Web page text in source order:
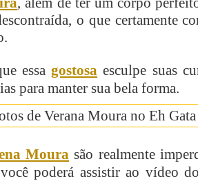
o que certamente
essagostosa esculpe suas
para manter sua bela forma.
Moura são realmente
poderá assistir ao vídeo